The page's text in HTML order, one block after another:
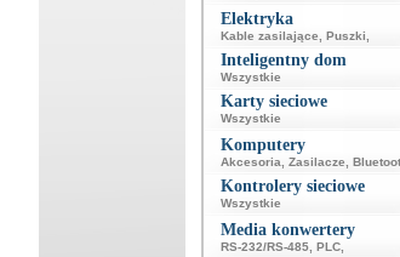
Elektryka
Kable zasilające Puszki
Inteligentny dom
Wszystkie
Karty sieciowe
Wszystkie
Komputery
Akcesoria Zasilacze
Kontrolery sieciowe
Wszystkie
Media konwertery
RS-232/RS-485, PLC,